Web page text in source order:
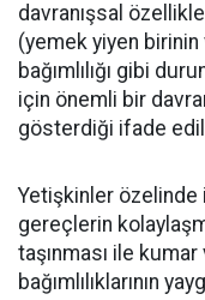
davranışsal
(yemek yiyen birinin
bağımlılığı gibi
için önemli bir
gösterdiği ifade
Yetişkinler özelinde
gereçlerin
taşınması ile
bağımlılıklarının